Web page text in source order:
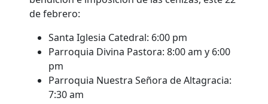
de febrero:
Santa Iglesia Catedral: 6:00 pm
Parroquia Divina Pastora: 8:00 am y 6:00
pm
Parroquia Nuestra Señora de Altagracia:
7:30 am